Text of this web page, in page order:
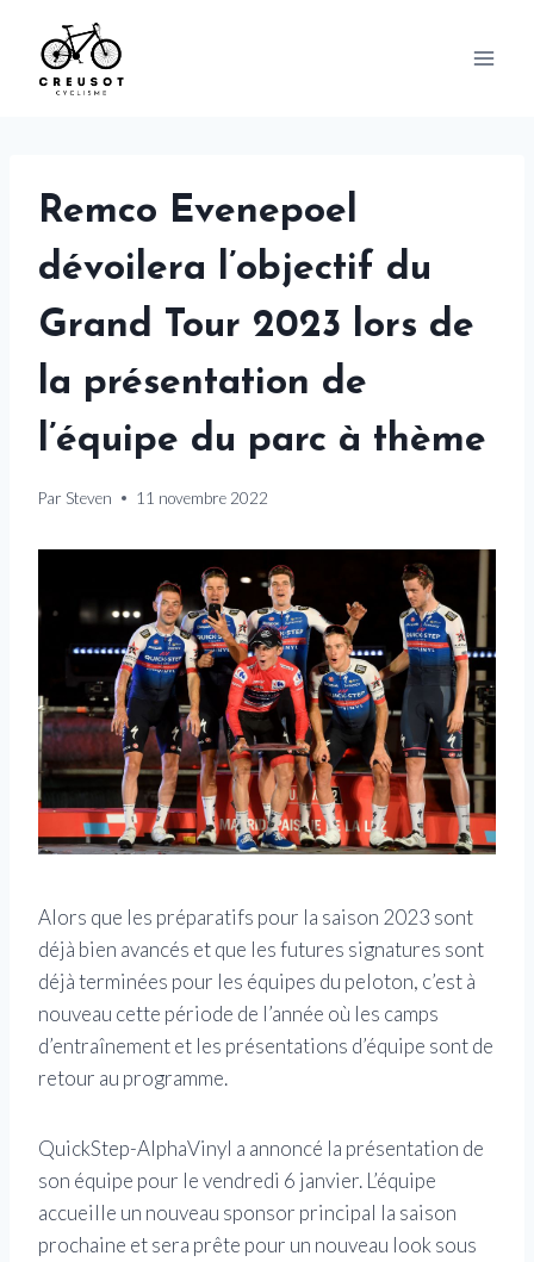
content
Remco Evenepoel
dévoilera l’objectif du
Grand Tour 2023 lors de
la présentation de
l’équipe du parc à thème
Par Steven 11 novembre 2022
Alors que les préparatifs pour la saison 2023 sont
déjà bien avancés et que les futures signatures sont
déjà terminées pour les équipes du peloton, c’est à
nouveau cette période de l’année où les camps
d’entraînement et les présentations d’équipe sont de
retour au programme.
QuickStep-AlphaVinyl a annoncé la présentation de
son équipe pour le vendredi 6 janvier. L’équipe
accueille un nouveau sponsor principal la saison
prochaine et sera prête pour un nouveau look sous